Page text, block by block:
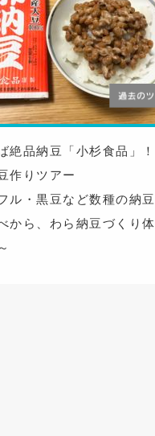
絶品納豆「小杉食品」！
作りツアー
ル・黒豆など数種の納豆
から、わら納豆づくり体